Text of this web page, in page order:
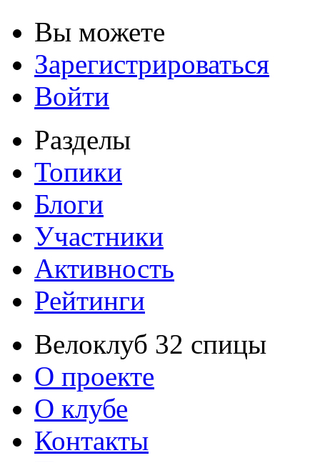
Вы можете
Зарегистрироваться
Войти
Разделы
Топики
Блоги
Участники
Активность
Рейтинги
Велоклуб 32 спицы
О проекте
О клубе
Контакты